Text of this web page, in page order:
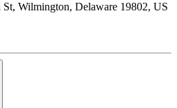
Wilmington, Delaware 19802, US